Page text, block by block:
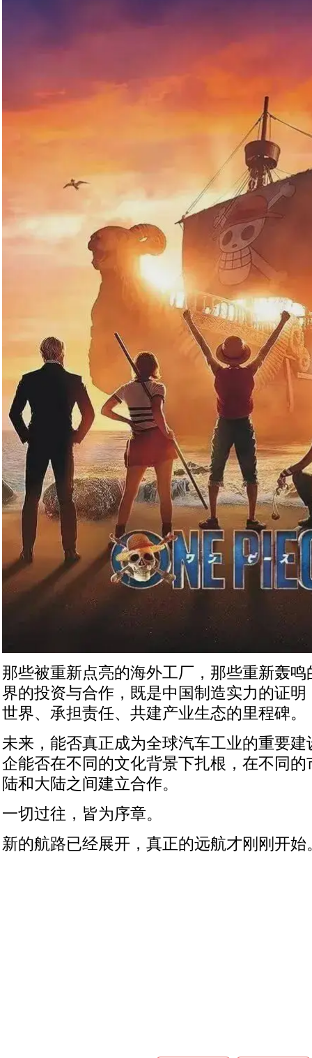
那些被重新点亮的海外工厂，那些重新轰
界的投资与合作，既是中国制造实力的证
世界、承担责任、共建产业生态的里程碑。
未来，能否真正成为全球汽车工业的重要
企能否在不同的文化背景下扎根，在不同
陆和大陆之间建立合作。
一切过往，皆为序章。
新的航路已经展开，真正的远航才刚刚开始